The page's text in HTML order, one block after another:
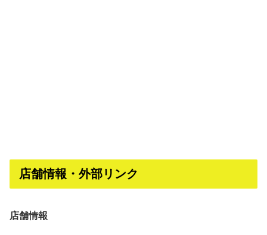
店舗情報・外部リンク
店舗情報